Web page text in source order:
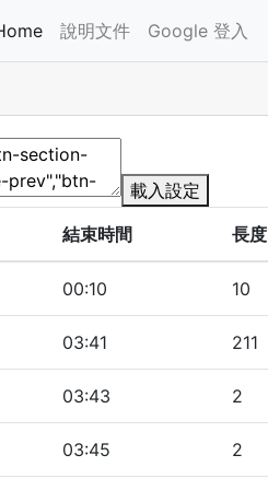
說明文件 Google 登入
載入設定
結束時間 長度
00:10 10
03:41 211
03:43 2
03:45 2